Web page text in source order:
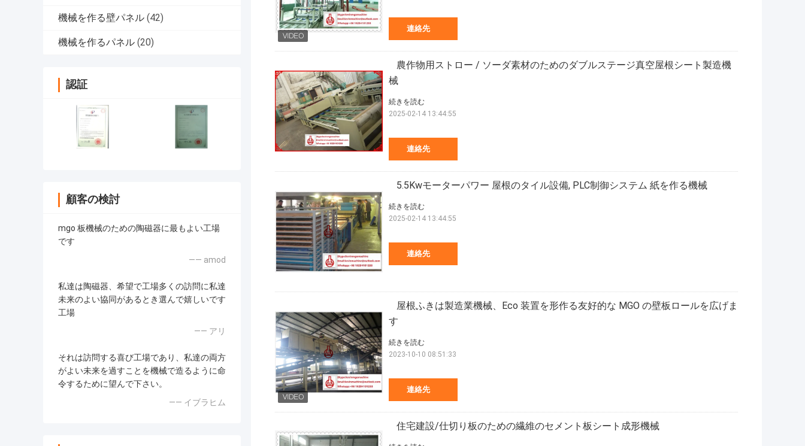
機械を作る壁パネル (42)
機械を作るパネル (20)
認証
顧客の検討
mgo 板機械のための陶磁器に最もよい工場
です
—— amod
私達は陶磁器、希望で工場多くの訪問に私達
未来のよい協同があるとき選んで嬉しいです
工場
—— アリ
それは訪問する喜び工場であり、私達の両方
がよい未来を過すことを機械で造るように命
令するために望んで下さい。
—— イブラヒム
連絡先
農作物用ストロー / ソーダ素材のためのダブルステージ真空屋根シート製造機
械
連絡先
続きを読む
2025-02-14 13:44:55
5.5Kwモーターパワー 屋根のタイル設備, PLC制御システム 紙を作る機械
連絡先
続きを読む
2025-02-14 13:44:55
屋根ふきは製造業機械、Eco 装置を形作る友好的な MGO の壁板ロールを広げま
す
連絡先
続きを読む
2023-10-10 08:51:33
住宅建設/仕切り板のための繊維のセメント板シート成形機械